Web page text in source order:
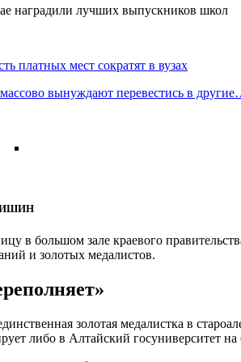
платных мест сократят в вузах
вынуждают перевестись в
в большом зале краевого
и золотых медалистов.
золотая медалистка в
либо в Алтайский госуниверситет